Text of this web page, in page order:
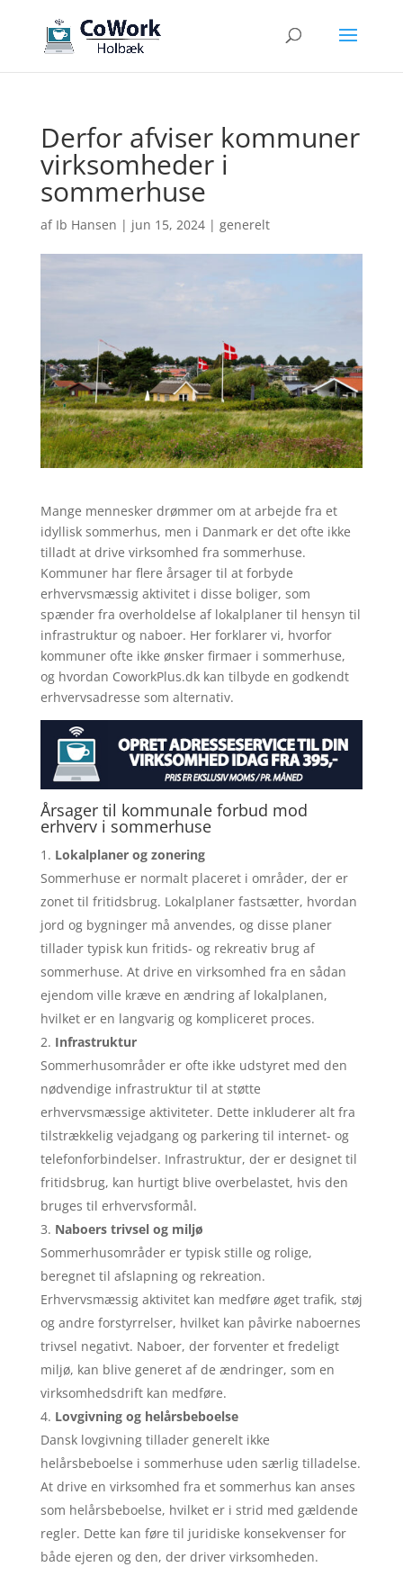
Derfor afviser kommuner
virksomheder i
sommerhuse
af Ib Hansen | jun 15, 2024| generelt
Mange mennesker drømmer om at arbejde fra et
idyllisk sommerhus, men i Danmark er det ofte ikke
tilladt at drive virksomhed fra sommerhuse.
Kommuner har flere årsager til at forbyde
erhvervsmæssig aktivitet i disse boliger, som
spænder fra overholdelse af lokalplaner til hensyn til
infrastruktur og naboer. Her forklarer vi, hvorfor
kommuner ofte ikke ønsker firmaer i sommerhuse,
og hvordan CoworkPlus.dk kan tilbyde en godkendt
erhvervsadresse som alternativ.
Årsager til kommunale forbud mod
erhverv i sommerhuse
Lokalplaner og zonering
Sommerhuse er normalt placeret i områder, der er
zonet til fritidsbrug. Lokalplaner fastsætter, hvordan
jord og bygninger må anvendes, og disse planer
tillader typisk kun fritids- og rekreativ brug af
sommerhuse. At drive en virksomhed fra en sådan
ejendom ville kræve en ændring af lokalplanen,
hvilket er en langvarig og kompliceret proces.
Infrastruktur
Sommerhusområder er ofte ikke udstyret med den
nødvendige infrastruktur til at støtte
erhvervsmæssige aktiviteter. Dette inkluderer alt fra
tilstrækkelig vejadgang og parkering til internet- og
telefonforbindelser. Infrastruktur, der er designet til
fritidsbrug, kan hurtigt blive overbelastet, hvis den
bruges til erhvervsformål.
Naboers trivsel og miljø
Sommerhusområder er typisk stille og rolige,
beregnet til afslapning og rekreation.
Erhvervsmæssig aktivitet kan medføre øget trafik, støj
og andre forstyrrelser, hvilket kan påvirke naboernes
trivsel negativt. Naboer, der forventer et fredeligt
miljø, kan blive generet af de ændringer, som en
virksomhedsdrift kan medføre.
Lovgivning og helårsbeboelse
Dansk lovgivning tillader generelt ikke
helårsbeboelse i sommerhuse uden særlig tilladelse.
At drive en virksomhed fra et sommerhus kan anses
som helårsbeboelse, hvilket er i strid med gældende
regler. Dette kan føre til juridiske konsekvenser for
både ejeren og den, der driver virksomheden.